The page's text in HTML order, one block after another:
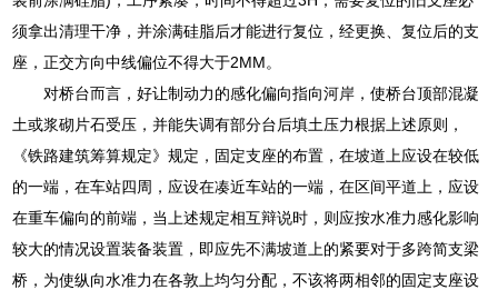
须拿出清理干净，并涂满硅脂后才能进行复位，经更换、复位后的支
座，正交方向中线偏位不得大于2MM。
对桥台而言，好让制动力的感化偏向指向河岸，使桥台顶部混凝
土或浆砌片石受压，并能失调有部分台后填土压力根据上述原则，
《铁路建筑筹算规定》规定，固定支座的布置，在坡道上应设在较低
的一端，在车站四周，应设在凑近车站的一端，在区间平道上，应设
在重车偏向的前端，当上述规定相互辩说时，则应按水准力感化影响
较大的情况设置装备装置，即应先不满坡道上的紧要对于多跨简支梁
桥，为使纵向水准力在各敦上均匀分配，不该将两相邻的固定支座设